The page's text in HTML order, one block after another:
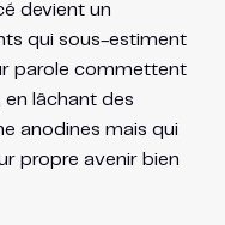
devient un
qui sous-estiment
parole commettent
lâchant des
anodines mais qui
propre avenir bien